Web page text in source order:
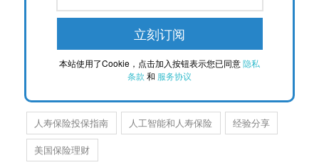
本站使用了Cookie，点击加入按钮表示您已同意隐私
条款 和 服务协议
人寿保险投保指南 人工智能和人寿保险
经验分享
美国保险理财